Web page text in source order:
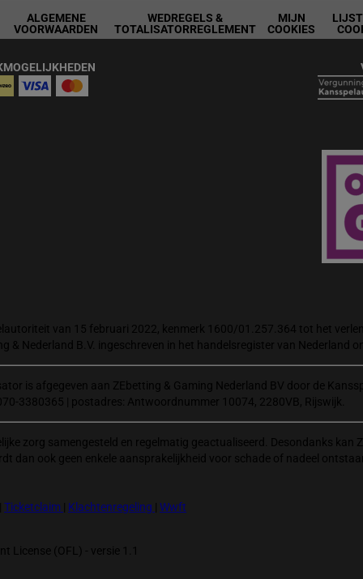
ALGEMENE
VOORWAARDEN
WEDREGELS &
TOTALISATORREGLEMENT
MIJN
COOKIES
van 15 februari 2022, kenmerk 1600/01.257.364 tot het
& Nederland B.V. ingeschreven in het handelsregister van Nederland
is afgegeven aan ZEbetting & Gaming Nederland BV door de
3380365 | postadres: Antwoordnummer 10074, 2280VB, Rijswijk.
zorg samengesteld en regelmatig geactualiseerd. Desondanks kan
dan ook geen enkele aansprakelijkheid voor schade of nadeel
Ticketclaim Klachtenregeling Wwft
License (OFL) - versie 1.1